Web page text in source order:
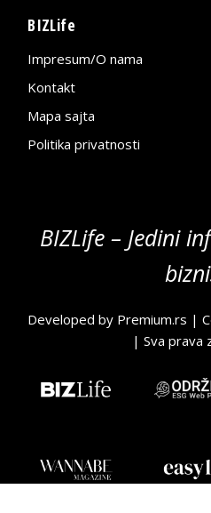
BIZLife
Impresum/O nama
Kontakt
Mapa sajta
Politika privatnosti
BIZLife – Jedini
Developed by Premium.rs |
| Sva prava